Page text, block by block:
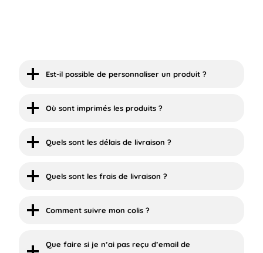
Est-il possible de personnaliser un produit ?
Où sont imprimés les produits ?
Quels sont les délais de livraison ?
Quels sont les frais de livraison ?
Comment suivre mon colis ?
Que faire si je n’ai pas reçu d’email de